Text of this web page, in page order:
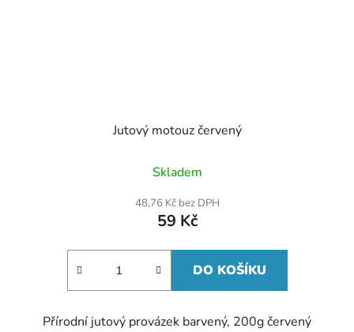
Jutový motouz červený
Skladem
48,76 Kč bez DPH
59 Kč
DO KOŠÍKU
Přírodní jutový provázek barvený, 200g červený